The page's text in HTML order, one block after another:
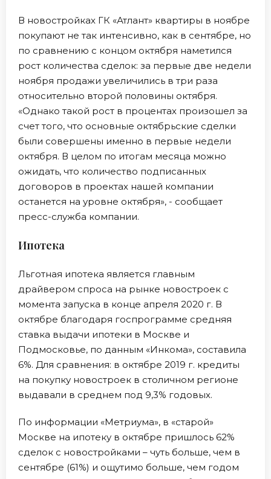
В новостройках ГК «Атлант» квартиры в ноябре
покупают не так интенсивно, как в сентябре, но
по сравнению с концом октября наметился
рост количества сделок: за первые две недели
ноября продажи увеличились в три раза
относительно второй половины октября.
«Однако такой рост в процентах произошел за
счет того, что основные октябрьские сделки
были совершены именно в первые недели
октября. В целом по итогам месяца можно
ожидать, что количество подписанных
договоров в проектах нашей компании
останется на уровне октября», - сообщает
пресс-служба компании.
Ипотека
Льготная ипотека является главным
драйвером спроса на рынке новостроек с
момента запуска в конце апреля 2020 г. В
октябре благодаря госпрограмме средняя
ставка выдачи ипотеки в Москве и
Подмосковье, по данным «Инкома», составила
6%. Для сравнения: в октябре 2019 г. кредиты
на покупку новостроек в столичном регионе
выдавали в среднем под 9,3% годовых.
По информации «Метриума», в «старой»
Москве на ипотеку в октябре пришлось 62%
сделок с новостройками – чуть больше, чем в
сентябре (61%) и ощутимо больше, чем годом